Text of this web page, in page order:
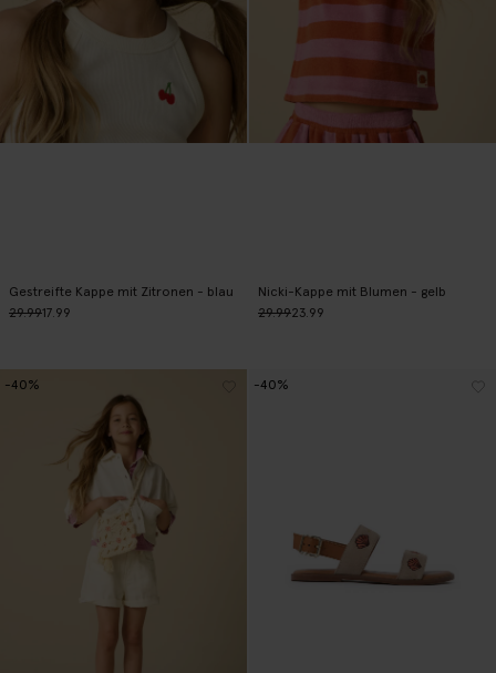
Gestreifte Kappe mit Zitronen - blau
29.9917.99
Nicki-Kappe mit Blumen - gelb
29.9923.99
-40% -40%